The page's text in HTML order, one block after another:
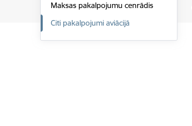
Maksas pakalpojumu cenrādis
Citi pakalpojumi aviācijā